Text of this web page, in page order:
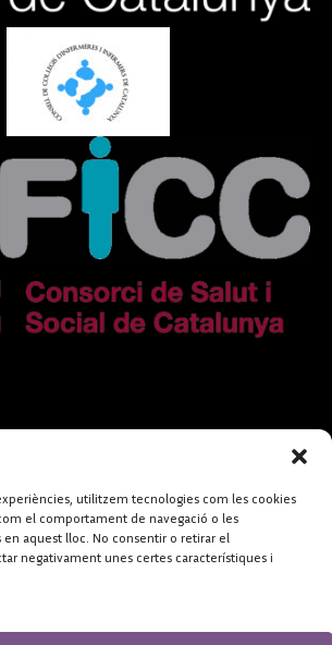
utilitzem tecnologies com les cookies
el comportament de navegació o les
aquest lloc. No consentir o retirar el
negativament unes certes característiques i